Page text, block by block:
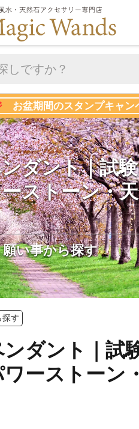
お盆期間のスタンプキャン
ダント｜試
ストーン・
願い事から探す
探す
ダント｜試
ワーストーン